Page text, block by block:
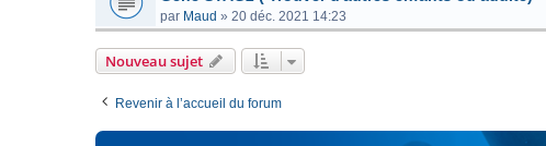
par Maud » 20 déc. 2021 14:23
Nouveau sujet
Revenir à l’accueil du forum